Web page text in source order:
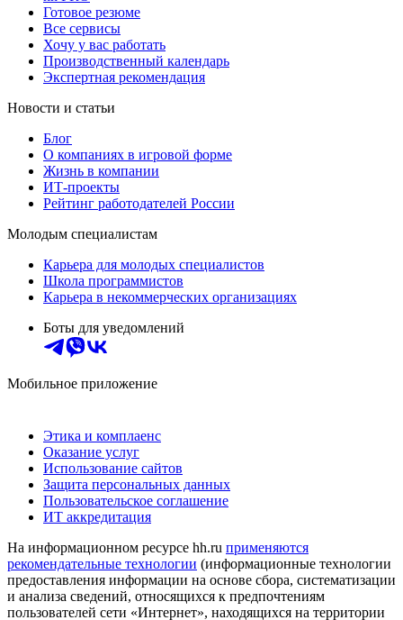
Готовое резюме
Все сервисы
Хочу у вас работать
Производственный календарь
Экспертная рекомендация
Новости и статьи
Блог
О компаниях в игровой форме
Жизнь в компании
ИТ-проекты
Рейтинг работодателей России
Молодым специалистам
Карьера для молодых специалистов
Школа программистов
Карьера в некоммерческих организациях
Боты для уведомлений
Мобильное приложение
Этика и комплаенс
Оказание услуг
Использование сайтов
Защита персональных данных
Пользовательское соглашение
ИТ аккредитация
На информационном ресурсе hh.ru применяются
рекомендательные технологии (информационные технологии
предоставления информации на основе сбора, систематизации
и анализа сведений, относящихся к предпочтениям
пользователей сети «Интернет», находящихся на территории